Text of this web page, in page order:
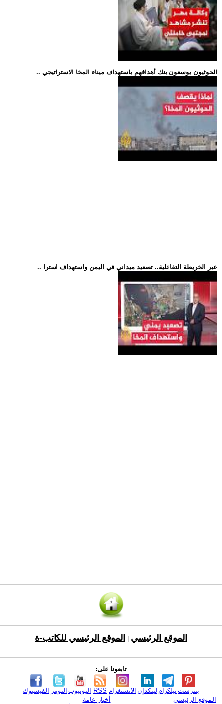
.. الحوثيون يوسعون بنك أهدافهم باستهداف ميناء المخا الاستراتيجي
.. عبر الخريطة التفاعلية.. تصعيد ميداني في اليمن واستهداف استرا
الموقع الرئيسي الموقع الرئيسي للكاتب-ة
تابعونا على:
الفيسبوك التويتر اليوتيوب RSS الانستغرام لينكدإن تيلكرامبنترست
الموقع الرئيسي
أخبار عامة